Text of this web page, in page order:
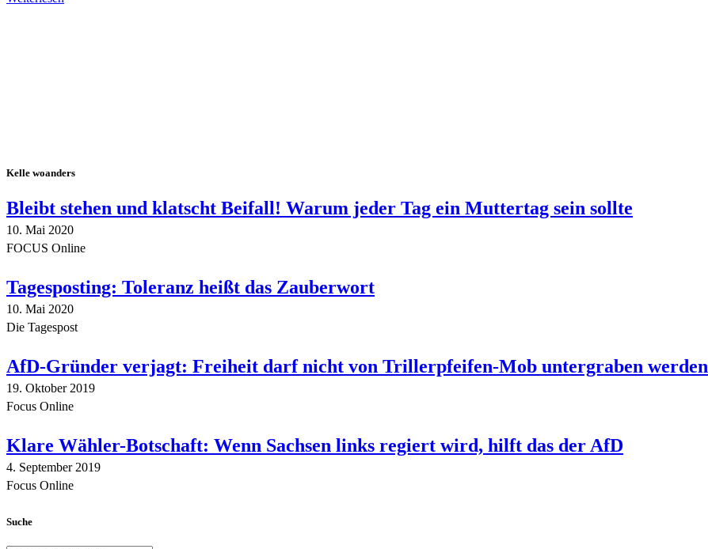
Kelle woanders
Bleibt stehen und klatscht Beifall! Warum jeder Tag ein Muttertag sein sollte
10. Mai 2020
FOCUS Online
Tagesposting: Toleranz heißt das Zauberwort
10. Mai 2020
Die Tagespost
AfD-Gründer verjagt: Freiheit darf nicht von Trillerpfeifen-Mob untergraben werden
19. Oktober 2019
Focus Online
Klare Wähler-Botschaft: Wenn Sachsen links regiert wird, hilft das der AfD
4. September 2019
Focus Online
Suche